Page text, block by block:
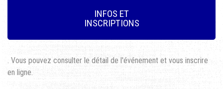
INFOS ET
INSCRIPTIONS
. Vous pouvez consulter le détail de l'événement et vous inscrire
en ligne.